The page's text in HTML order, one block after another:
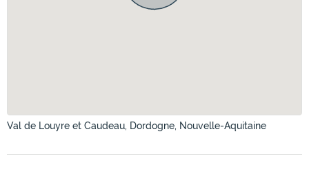
Val de Louyre et Caudeau, Dordogne, Nouvelle-Aquitaine